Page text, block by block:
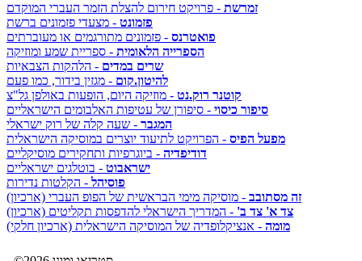
זמרשת - פרויקט חירום להצלת הזמר העברי המוקדם
פזמונט - מצעדי פזמונים ברשת
פואטרנס - פזמונים מתורגמים או מעוברתים
הספרייה הלאומית - ספריית שמע ומוזיקה
שרים במדים - הלהקות הצבאיות
להיטון.קום - מגזין בידור, כמו פעם
קוטנר רוק.נט - מוזיקה היום, הופעות באולפן גל"צ
סיפור כיסוי - סיפורן של עטיפות האלבומים הישראליים
המגבר - שעה קלה של רוק ישראלי
מפעל הפיס - הפרויקט לתיעוד יוצרים במוסיקה הישראלית
דודיפדיה - ביוגרפיות ותחקירים מוסיקליים
ישראבוט - בוטלגים ישראליים
פוסיהל - הקלטות נדירות
זה מסתובב - מוסיקה מימי הבראשית של הפופ העברי (ארכיון)
צד א' צד ב' - המדריך הישראלי להדפסות תקליטים (ארכיון)
מומה - אנציקלופדיה של המוסיקה הישראלית (ארכיון חלקי)